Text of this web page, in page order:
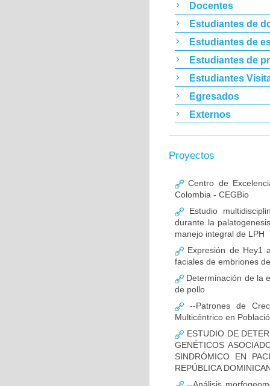
Docentes
Estudiantes de
Estudiantes de
Estudiantes de
Estudiantes
Egresados
Externos
Proyectos
Centro de
Colombia - CEGBio
Estudio
durante la
manejo integral de LPH
Expresión de Hey1
faciales de embriones
Determinación de la
de pollo
--Patrones de
Multicéntrico en
ESTUDIO DE
GENÉTICOS
SINDRÓMICO EN
REPÚBLICA